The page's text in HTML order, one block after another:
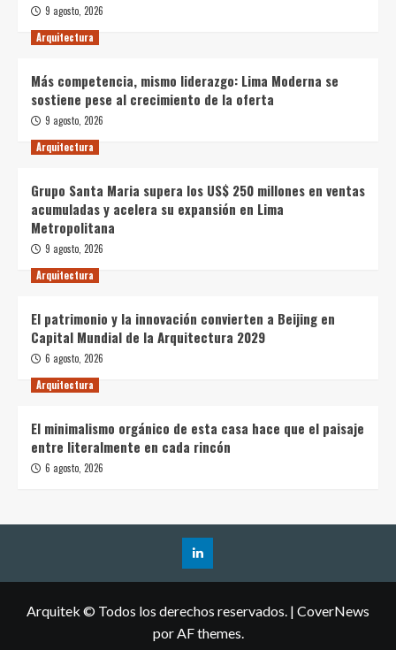
9 agosto, 2026
Arquitectura
Más competencia, mismo liderazgo: Lima Moderna se
sostiene pese al crecimiento de la oferta
9 agosto, 2026
Arquitectura
Grupo Santa Maria supera los US$ 250 millones en ventas
acumuladas y acelera su expansión en Lima
Metropolitana
9 agosto, 2026
Arquitectura
El patrimonio y la innovación convierten a Beijing en
Capital Mundial de la Arquitectura 2029
6 agosto, 2026
Arquitectura
El minimalismo orgánico de esta casa hace que el paisaje
entre literalmente en cada rincón
6 agosto, 2026
Arquitek © Todos los derechos reservados. | CoverNews
por AF themes.